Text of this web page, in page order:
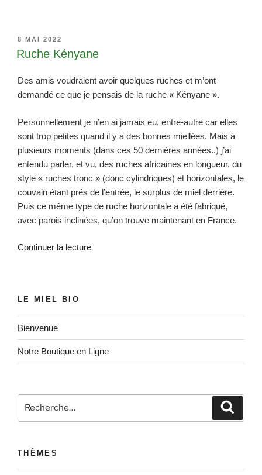
PUBLIÉ
LE
8 MAI 2022
Ruche Kényane
Des amis voudraient avoir quelques ruches et m’ont
demandé ce que je pensais de la ruche « Kényane ».
Personnellement je n’en ai jamais eu, entre-autre car elles
sont trop petites quand il y a des bonnes miellées. Mais à
plusieurs moments (dans ces 50 dernières années..) j’ai
entendu parler, et vu, des ruches africaines en longueur, du
style « ruches tronc » (donc cylindriques) et horizontales, le
couvain étant prés de l’entrée, le surplus de miel derrière.
Puis ce même type de ruche horizontale a été fabriqué,
avec parois inclinées, qu’on trouve maintenant en France.
Continuer la lecturede
LE MIEL BIO
Bienvenue
Notre Boutique en Ligne
pour
THÈMES